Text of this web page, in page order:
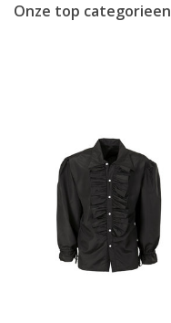
Onze top categorieen